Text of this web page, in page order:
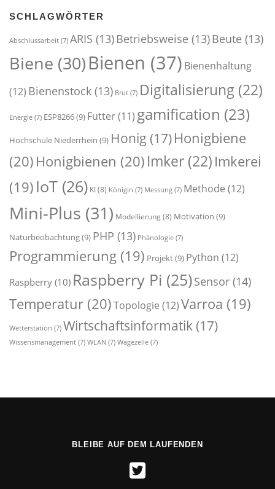
SCHLAGWÖRTER
Abschlussarbeit (7) ARIS (13)Betriebsweise (13)Beute (13)
Biene (30)Bienen (37) Bienenhaltung
(12) Bienenstock (13) Brut (7) Digitalisierung (22)
Energie (7) ESP8266(9) Futter(11) gamification (23)
Hochschule Niederrhein (9) Honig (17)Honigbiene
(20)Honigbienen (20)Imker (22) Imkerei
(19) IoT (26) KI(8) Königin (7) Messung (7) Methode (12)
Mini-Plus (31) Modellierung(8) Motivation (9)
Naturbeobachtung(9) PHP (13) Phänologie (7)
Programmierung (19) Projekt(9) Python (12)
Raspberry (10) Raspberry Pi (25)Sensor (14)
Temperatur (20)Topologie (12)Varroa (19)
Wetterstation (7) Wirtschaftsinformatik (17)
Wissensmanagement (7) WLAN (7) Wägezelle (7)
BLEIBE AUF DEM LAUFENDEN